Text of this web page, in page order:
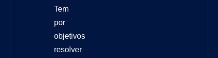
Tem
por
objetivos
resolver